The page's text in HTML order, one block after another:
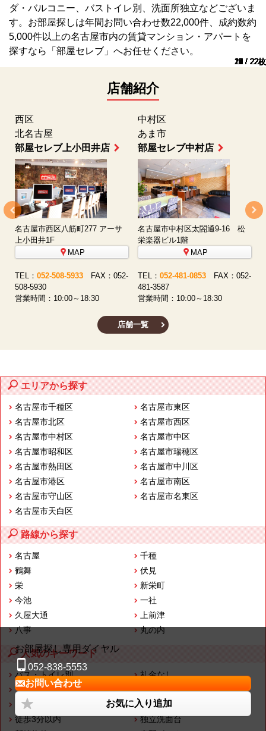
1 / 22枚
2 / 22枚
3 / 22枚
4 / 22枚
5 / 22枚
6 / 22枚
7 / 22枚
8 / 22枚
9 / 22枚
10 / 22枚
11 / 22枚
12 / 22枚
13 / 22枚
14 / 22枚
15 / 22枚
16 / 22枚
17 / 22枚
18 / 22枚
19 / 22枚
20 / 22枚
21 / 22枚
22 / 22枚
ダ・バルコニー、バストイレ別、洗面所独立などございま
す。お部屋探しは年間お問い合わせ数22,000件、成約数約
5,000件以上の名古屋市内の賃貸マンション・アパートを
探すなら「部屋セレブ」へお任せください。
店舗紹介
名駅通勤エリア
部屋セレブ名古屋駅前店
名古屋市中村区名駅2丁目35号22
番 メビウス名古屋ビル1階
MAP
TEL： 052-551-8530 FAX：052-
551-3585
営業時間：10:00～18:30
名駅通勤エリア
部屋セレブ名古屋店
名古屋市中村区椿町8-15
MAP
052-459-5959FAX：052-
459-5955
営業時間：10:00～18:30
店舗一覧
エリアから探す
名古屋市千種区
名古屋市東区
名古屋市北区
名古屋市西区
名古屋市中村区
名古屋市中区
名古屋市昭和区
名古屋市瑞穂区
名古屋市熱田区
名古屋市中川区
名古屋市港区
名古屋市南区
名古屋市守山区
名古屋市名東区
名古屋市天白区
路線から探す
名古屋
千種
鶴舞
伏見
栄
新栄町
今池
一社
久屋大通
上前津
八事
丸の内
人気のキーワード
バス・トイレ別
礼金なし
フリーレント
仲介手数料なし
タワーマンション
オートロック
徒歩3分以内
独立洗面台
お部屋探し専用ダイヤル
052-838-5553
お問い合わせ
お気に入り追加